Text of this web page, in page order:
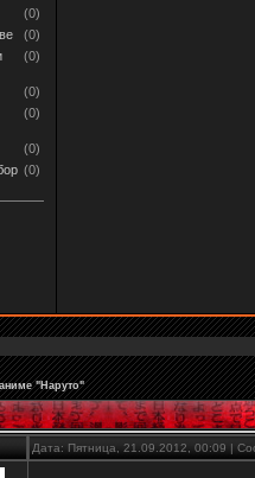
(0)
(0)
(0)
(0)
(0)
(0)
(0)
"Наруто"
Дата: Пятница, 21.09.2012, 00:09 |